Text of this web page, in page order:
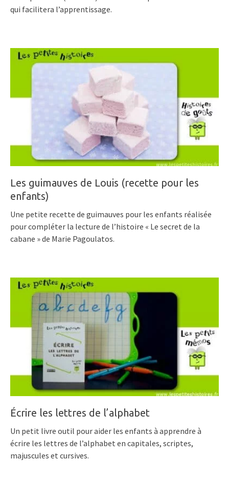
qui facilitera l’apprentissage.
Les guimauves de Louis (recette pour les
enfants)
Une petite recette de guimauves pour les enfants réalisée
pour compléter la lecture de l’histoire « Le secret de la
cabane » de Marie Pagoulatos.
Écrire les lettres de l’alphabet
Un petit livre outil pour aider les enfants à apprendre à
écrire les lettres de l’alphabet en capitales, scriptes,
majuscules et cursives.